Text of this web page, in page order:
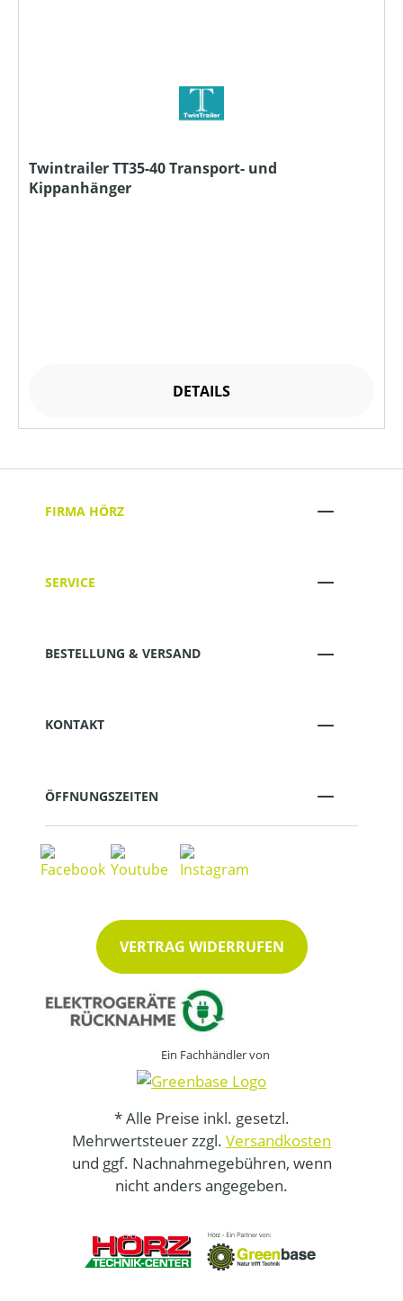
Twintrailer TT35-40 Transport- und
Kippanhänger
DETAILS
FIRMA HÖRZ
SERVICE
BESTELLUNG & VERSAND
KONTAKT
ÖFFNUNGSZEITEN
VERTRAG WIDERRUFEN
Ein Fachhändler von
* Alle Preise inkl. gesetzl.
Mehrwertsteuer zzgl. Versandkosten
und ggf. Nachnahmegebühren, wenn
nicht anders angegeben.